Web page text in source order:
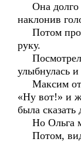
Она долго
наклонив
Потом
руку.
улыбнулась
Максим
«Ну вот!» и
была
Но Ольга
Потом,